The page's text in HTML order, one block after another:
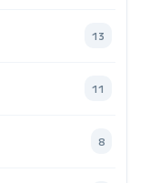
13
11
8